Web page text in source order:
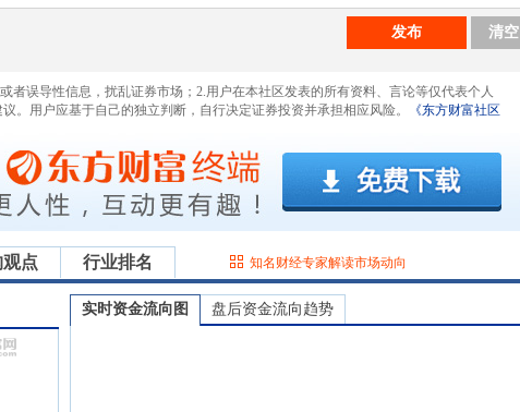
发布 清空
者误导性信息，扰乱证券市场；2.用户在本社区发表的所有资料、言论等仅代表个人
。用户应基于自己的独立判断，自行决定证券投资并承担相应风险。
《东方财富社区
点 行业排名 知名财经专家解读市场动向
实时资金流向图 盘后资金流向趋势